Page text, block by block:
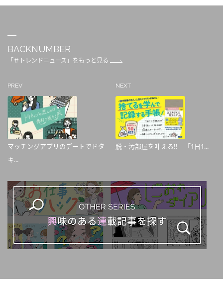
BACKNUMBER
「＃トレンドニュース」をもっと見る
PREV
マッチングアプリのデートでドタ
キ...
NEXT
脱・汚部屋を叶える!! 「1日1...